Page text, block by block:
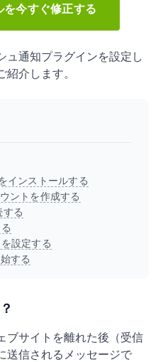
今すぐ修正する
ュ通知プラグインを設定し
介します。
インストールする
ントを作成する
る
設定する
する
ブサイトを離れた後（受信
送信されるメッセージで